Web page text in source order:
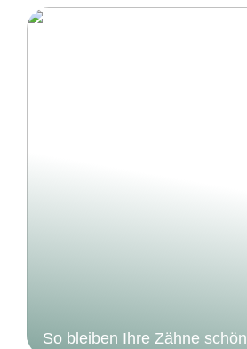
So bleiben Ihre Zähne schön